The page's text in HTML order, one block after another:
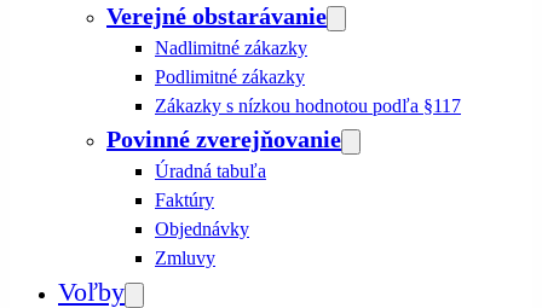
Verejné obstarávanie
Nadlimitné zákazky
Podlimitné zákazky
Zákazky s nízkou hodnotou podľa §117
Povinné zverejňovanie
Úradná tabuľa
Faktúry
Objednávky
Zmluvy
Voľby